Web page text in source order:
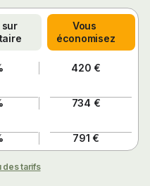
sur
Vous
économisez
420 €
734 €
791 €
des tarifs